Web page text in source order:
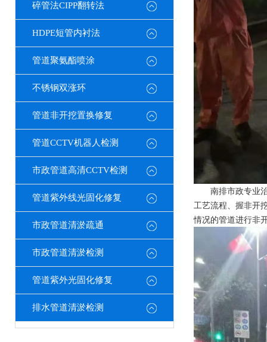
碎管法CIPP翻转法
HDPE短管内衬法
管道聚氨酯喷涂
不锈钢双涨环
管道非开挖置换修复
管道CCTV机器人检测
市政管道高清CCTV检测
管道紫外线光固化修复
市政管道清淤疏通
市政管道清淤检测
管道紫外光固化修复
排水管道清淤检测
南排市政专业
工艺流程、握非开
情况的管道进行非